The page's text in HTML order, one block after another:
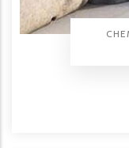
TYPE